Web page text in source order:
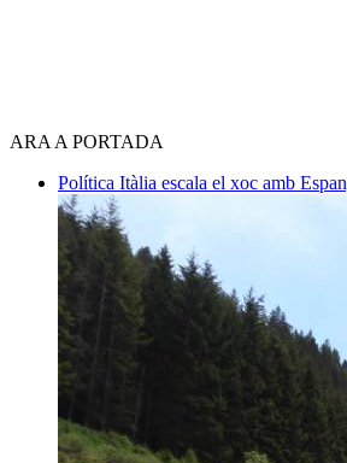
ARA A PORTADA
Política Itàlia escala el xoc amb